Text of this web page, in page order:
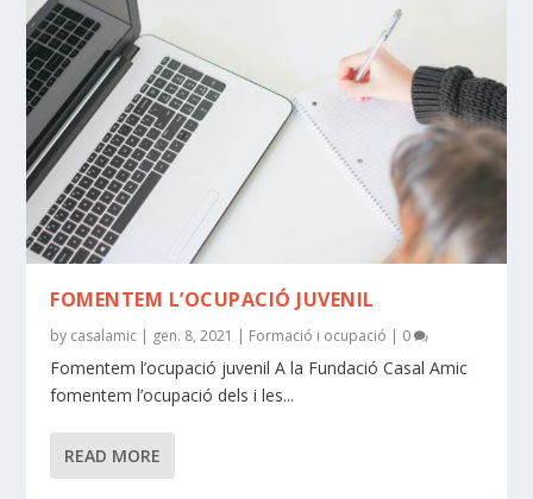
FOMENTEM L’OCUPACIÓ JUVENIL
by casalamic | gen. 8, 2021 | Formació i ocupació | 0
Fomentem l’ocupació juvenil A la Fundació Casal Amic
fomentem l’ocupació dels i les...
READ MORE